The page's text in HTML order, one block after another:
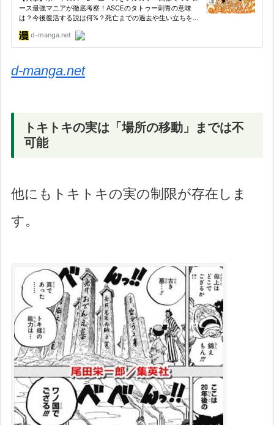
d-manga.net
トキトキの実は「場所の移動」までは不
可能
他にもトキトキの実の制限が存在しま
す。